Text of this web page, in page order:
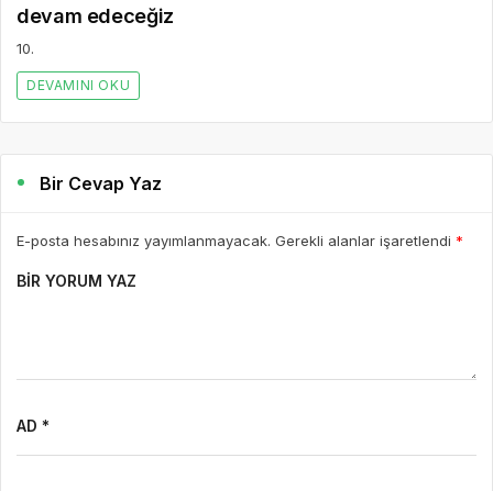
devam edeceğiz
10.
DEVAMINI OKU
Bir Cevap Yaz
E-posta hesabınız yayımlanmayacak. Gerekli alanlar işaretlendi *
BIR YORUM YAZ
AD *